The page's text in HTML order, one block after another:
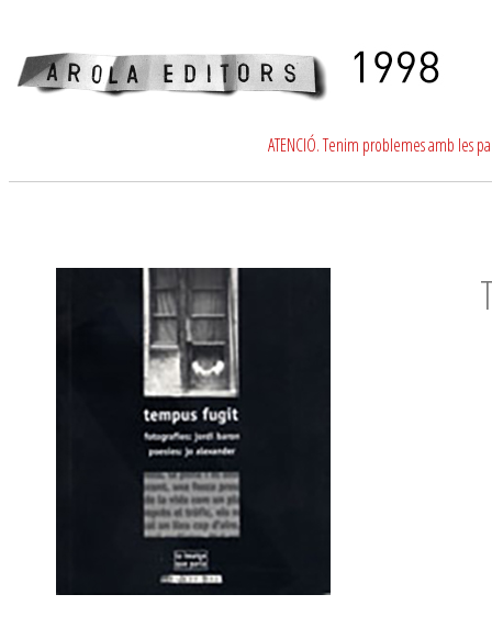
ATENCIÓ. Tenim problemes amb les